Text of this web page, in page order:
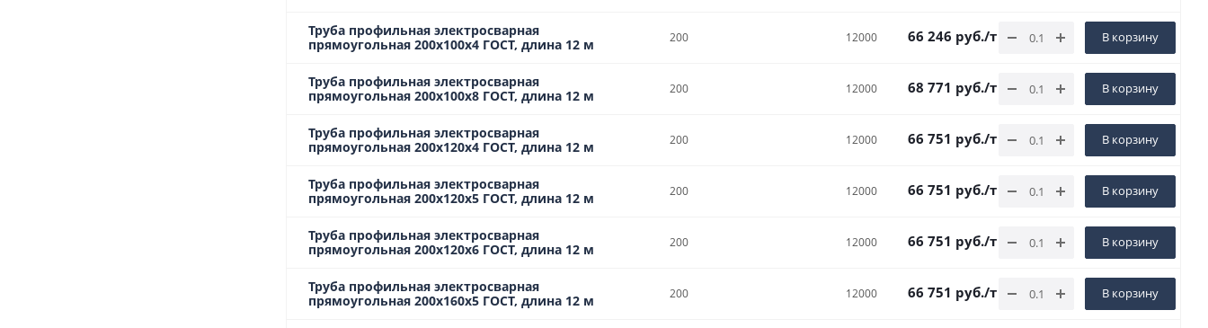
Труба профильная электросварная
прямоугольная 200х100х4 ГОСТ, длина 12 м
200 12000 66 246 руб./т В корзину
Труба профильная электросварная
прямоугольная 200х100х8 ГОСТ, длина 12 м
200 12000 68 771 руб./т В корзину
Труба профильная электросварная
прямоугольная 200х120х4 ГОСТ, длина 12 м
200 12000 66 751 руб./т В корзину
Труба профильная электросварная
прямоугольная 200х120х5 ГОСТ, длина 12 м
200 12000 66 751 руб./т В корзину
Труба профильная электросварная
прямоугольная 200х120х6 ГОСТ, длина 12 м
200 12000 66 751 руб./т В корзину
Труба профильная электросварная
прямоугольная 200х160х5 ГОСТ, длина 12 м
200 12000 66 751 руб./т В корзину